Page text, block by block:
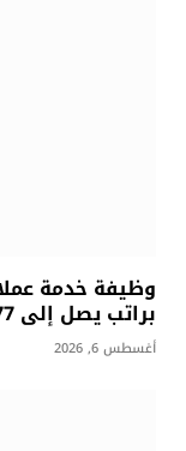
وظيفة خدمة
براتب يصل إلى 23,877 جنيه شهريًا
أغسطس 6, 2026